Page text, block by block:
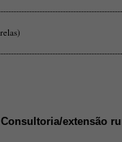
extensão